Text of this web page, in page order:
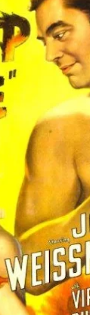
Intérprete
Loretta Young
Bert
y